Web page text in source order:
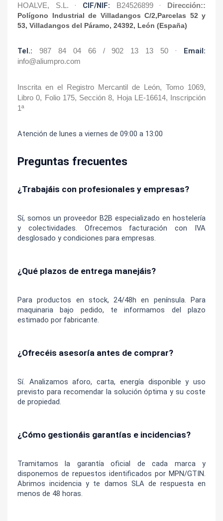
HOALVE, S.L. · CIF/NIF: B24526899 ·
Polígono Industrial de Villadangos C/2,Parcelas 52 y
53, Villadangos del Páramo, 24392, León (España)
Tel.: 987 84 04 66 / 902 13 13 50 · Email:
info@aliumpro.com
Inscrita en el Registro Mercantil de León, Tomo 1069,
Libro 0, Folio 175, Sección 8, Hoja LE-16614, Inscripción
1ª
Atención de lunes a viernes de 09:00 a 13:00
Preguntas frecuentes
¿Trabajáis con profesionales y empresas?
Sí, somos un proveedor B2B especializado en hostelería
y colectividades. Ofrecemos facturación con IVA
desglosado y condiciones para empresas.
¿Qué plazos de entrega manejáis?
Para productos en stock, 24/48h en península. Para
maquinaria bajo pedido, te informamos del plazo
estimado por fabricante.
¿Ofrecéis asesoría antes de comprar?
Sí. Analizamos aforo, carta, energía disponible y uso
previsto para recomendar la solución óptima y su coste
de propiedad.
¿Cómo gestionáis garantías e incidencias?
Tramitamos la garantía oficial de cada marca y
disponemos de repuestos identificados por MPN/GTIN.
Abrimos incidencia y te damos SLA de respuesta en
menos de 48 horas.